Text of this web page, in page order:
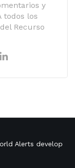
y
todos los
Recurso
Alerts develop